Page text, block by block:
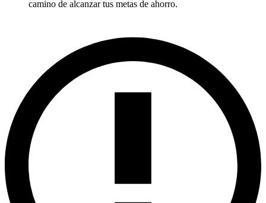
camino de alcanzar tus metas de ahorro.